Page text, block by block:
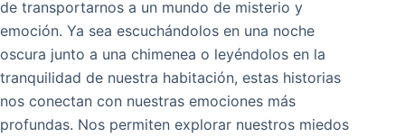
de transportarnos a un mundo de misterio y
emoción. Ya sea escuchándolos en una noche
oscura junto a una chimenea o leyéndolos en la
tranquilidad de nuestra habitación, estas historias
nos conectan con nuestras emociones más
profundas. Nos permiten explorar nuestros miedos